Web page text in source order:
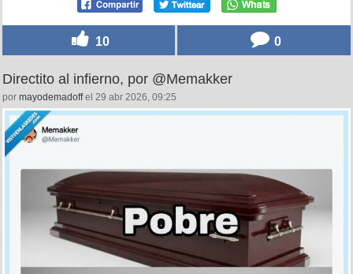
10 0
Directito al infierno, por @Memakker
por mayodemadoffel 29 abr 2026, 09:25